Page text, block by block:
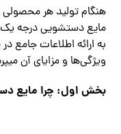
هنگام تولید هر
مایع دستشویی درجه یک
به ارائه اطلاعات جامع
ویژگی‌ها و مزایای آن
بخش اول: چرا مایع